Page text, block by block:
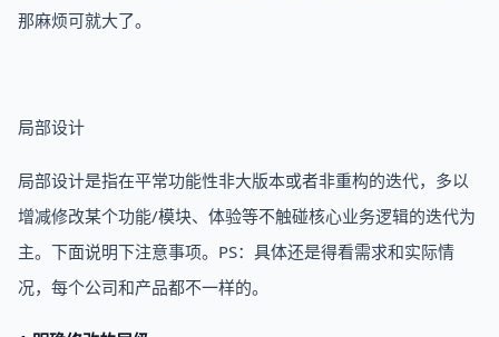
那麻烦可就大了。
局部设计
局部设计是指在平常功能性非大版本或者非重构的迭代，多以
增减修改某个功能/模块、体验等不触碰核心业务逻辑的迭代为
主。下面说明下注意事项。PS：具体还是得看需求和实际情
况，每个公司和产品都不一样的。